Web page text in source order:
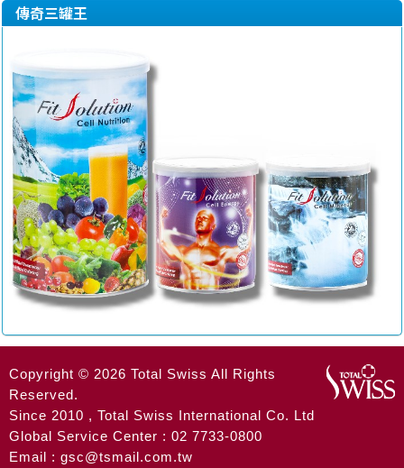
傳奇三罐王
Copyright © 2026 Total Swiss All Rights
Reserved.
Since 2010 , Total Swiss International Co. Ltd
Global Service Center : 02 7733-0800
Email : gsc@tsmail.com.tw